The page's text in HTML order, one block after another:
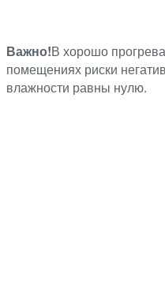
Важно!В хорошо
помещениях риски
влажности равны нулю.